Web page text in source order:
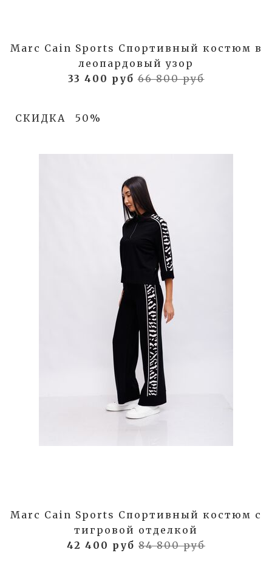
Marc Cain Sports Спортивный костюм в
леопардовый узор
33 400 руб66 800 руб
СКИДКА 50%
Marc Cain Sports Спортивный костюм с
тигровой отделкой
42 400 руб 84 800 руб